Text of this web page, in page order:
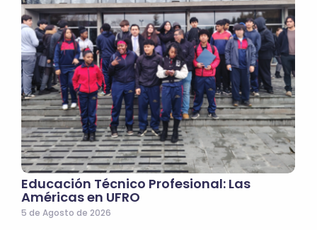
Educación Técnico Profesional: Las
Américas en UFRO
5 de Agosto de 2026